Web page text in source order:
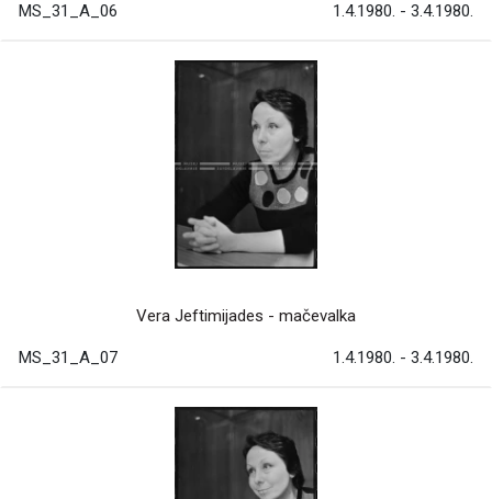
MS_31_A_06 1.4.1980. - 3.4.1980.
Vera Jeftimijades - mačevalka
MS_31_A_07 1.4.1980. - 3.4.1980.